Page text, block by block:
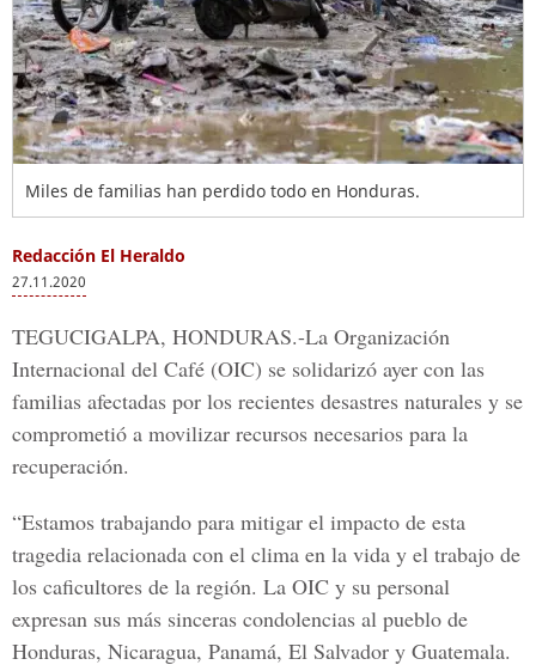
Miles de familias han perdido todo en Honduras.
Redacción El Heraldo
27.11.2020
TEGUCIGALPA, HONDURAS.-La Organización
Internacional del Café (OIC) se solidarizó ayer con las
familias afectadas por los recientes desastres naturales y se
comprometió a movilizar recursos necesarios para la
recuperación.
“Estamos trabajando para mitigar el impacto de esta
tragedia relacionada con el clima en la vida y el trabajo de
los caficultores de la región. La OIC y su personal
expresan sus más sinceras condolencias al pueblo de
Honduras, Nicaragua, Panamá, El Salvador y Guatemala.